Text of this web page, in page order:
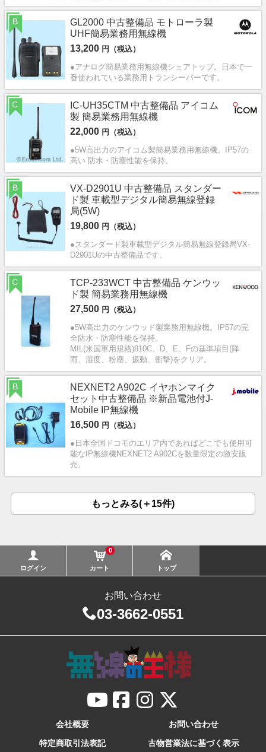
GL2000 中古整備品 モトローラ製
UHF簡易業務用無線機
13,200 円（税込）
●アナログ簡易業務用無線機シェアトップ。日本で一
番使われている業務用トランシーバーです。
B
IC-UH35CTM 中古整備品 アイコム
製 簡易業務用無線機
22,000 円（税込）
●5W高出力のアイコム製簡易業務用無線機。IP57の
高い 防水・防塵性能を保持。
C
VX-D2901U 中古整備品 スタンダー
ド製 車載型デジタル簡易無線登録
局(5W)
19,800 円（税込）
●スタンダード製車載型デジタル簡易無線登録局VX-
D2901Uの中古整備品です。
B
TCP-233WCT 中古整備品 ケンウッ
ド製 簡易業務用無線機
27,500 円（税込）
●5W高出力のケンウッド製業務用無線機。IP57の完
全防水・防塵性能を保持。
MIL(米国軍用規格)810C、D、E、Fの基準項目(降
雨、湿度、粉塵、振動、衝撃)をクリア。
C
NEXNET2 A902C イヤホンマイク
セット中古整備品 ※新品電池付J-
Mobile IP無線機
16,500 円（税込）
●日本全国ドコモのエリア内であればどこでも使用可
能なIP無線機NEXNET2 A902Cを数量限定の激安販
売。
B
もっとみる(＋15件)
ログイン
0
カート トップ
お問い合わせ
03-3662-0551
会社概要
お問い合わせ
特定商取引法表記
古物営業法に基づく表示